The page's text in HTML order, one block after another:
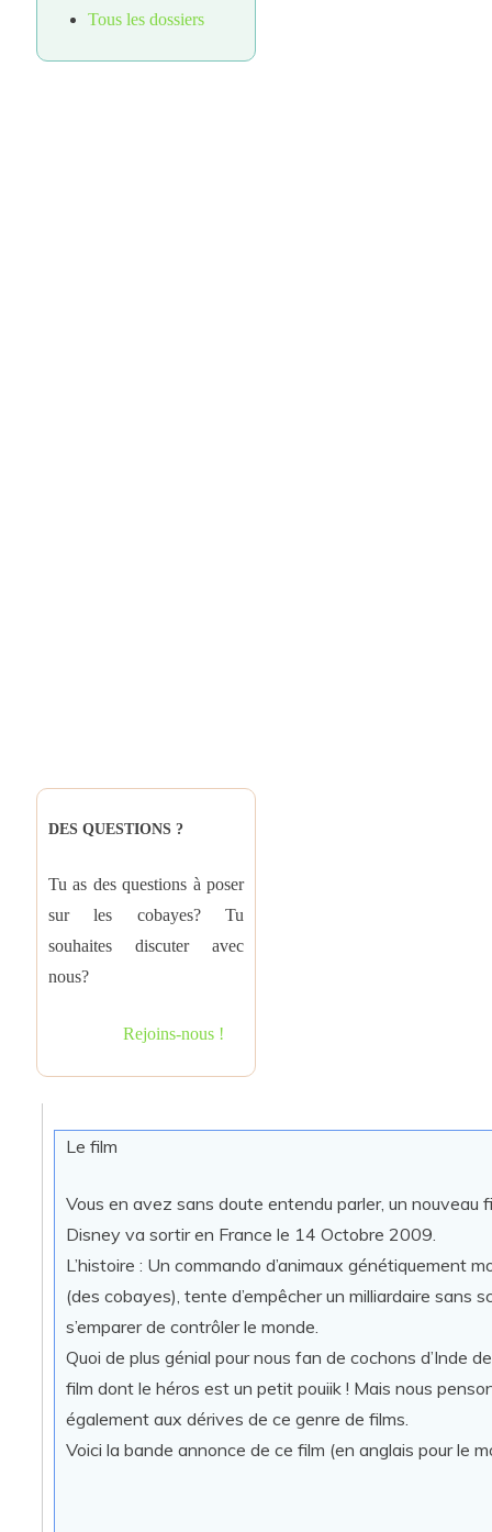
Tous les dossiers
DES QUESTIONS ?
Tu as des questions à poser
sur les cobayes? Tu
souhaites discuter avec
nous?
Rejoins-nous !
Le film
Vous en avez sans doute entendu parler, un nouveau
Disney va sortir en France le 14 Octobre 2009.
L’histoire : Un commando d’animaux génétiquement
(des cobayes), tente d’empêcher un milliardaire sans
s’emparer de contrôler le monde.
Quoi de plus génial pour nous fan de cochons d’Inde
film dont le héros est un petit pouiik ! Mais nous
également aux dérives de ce genre de films.
Voici la bande annonce de ce film (en anglais pour le